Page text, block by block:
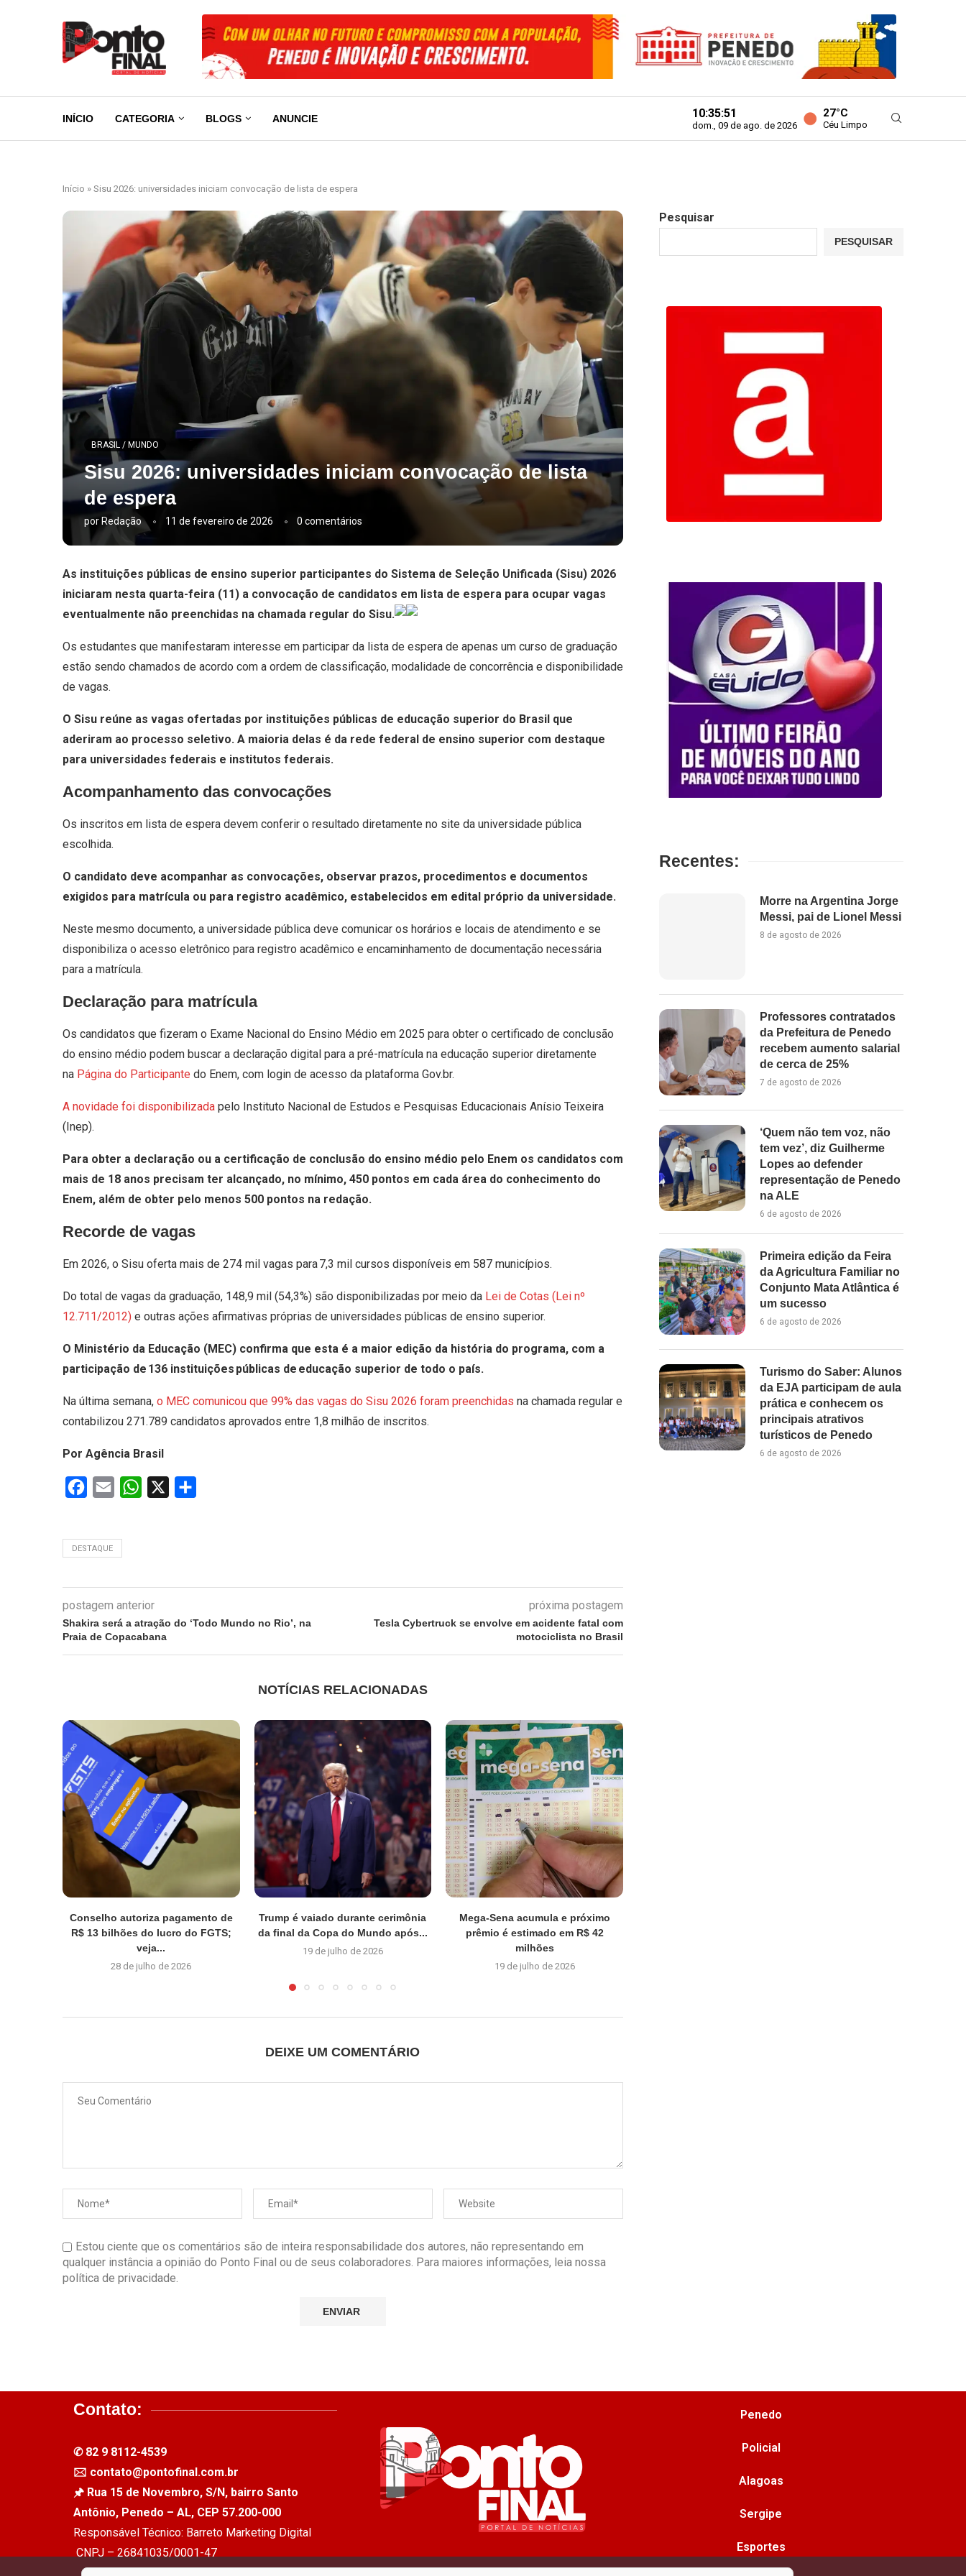
INÍCIO CATEGORIA BLOGS ANUNCIE 10:35:52
dom., 09 de ago. de 2026
27°C
Céu Limpo
Início » Sisu 2026: universidades iniciam convocação de lista de espera
BRASIL / MUNDO
Sisu 2026: universidades iniciam convocação de lista
de espera
por Redação 11 de fevereiro de 2026 0 comentários
As instituições públicas de ensino superior participantes do Sistema de Seleção Unificada (Sisu) 2026
iniciaram nesta quarta-feira (11) a convocação de candidatos em lista de espera para ocupar vagas
eventualmente não preenchidas na chamada regular do Sisu.
Os estudantes que manifestaram interesse em participar da lista de espera de apenas um curso de graduação
estão sendo chamados de acordo com a ordem de classificação, modalidade de concorrência e disponibilidade
de vagas.
O Sisu reúne as vagas ofertadas por instituições públicas de educação superior do Brasil que
aderiram ao processo seletivo. A maioria delas é da rede federal de ensino superior com destaque
para universidades federais e institutos federais.
Acompanhamento das convocações
Os inscritos em lista de espera devem conferir o resultado diretamente no site da universidade pública
escolhida.
O candidato deve acompanhar as convocações, observar prazos, procedimentos e documentos
exigidos para matrícula ou para registro acadêmico, estabelecidos em edital próprio da universidade.
Neste mesmo documento, a universidade pública deve comunicar os horários e locais de atendimento e se
disponibiliza o acesso eletrônico para registro acadêmico e encaminhamento de documentação necessária
para a matrícula.
Declaração para matrícula
Os candidatos que fizeram o Exame Nacional do Ensino Médio em 2025 para obter o certificado de conclusão
do ensino médio podem buscar a declaração digital para a pré-matrícula na educação superior diretamente
na Página do Participante do Enem, com login de acesso da plataforma Gov.br.
A novidade foi disponibilizada pelo Instituto Nacional de Estudos e Pesquisas Educacionais Anísio Teixeira
(Inep).
Para obter a declaração ou a certificação de conclusão do ensino médio pelo Enem os candidatos com
mais de 18 anos precisam ter alcançado, no mínimo, 450 pontos em cada área do conhecimento do
Enem, além de obter pelo menos 500 pontos na redação.
Recorde de vagas
Em 2026, o Sisu oferta mais de 274 mil vagas para 7,3 mil cursos disponíveis em 587 municípios.
Do total de vagas da graduação, 148,9 mil (54,3%) são disponibilizadas por meio da Lei de Cotas (Lei nº
12.711/2012) e outras ações afirmativas próprias de universidades públicas de ensino superior.
O Ministério da Educação (MEC) confirma que esta é a maior edição da história do programa, com a
participação de 136 instituições públicas de educação superior de todo o país.
Na última semana, o MEC comunicou que 99% das vagas do Sisu 2026 foram preenchidas na chamada regular e
contabilizou 271.789 candidatos aprovados entre 1,8 milhão de inscritos.
Por Agência Brasil
Facebook
Email WhatsApp
DESTAQUE
postagem anterior
Shakira será a atração do ‘Todo Mundo no Rio’, na
Praia de Copacabana
próxima postagem
Tesla Cybertruck se envolve em acidente fatal com
motociclista no Brasil
NOTÍCIAS RELACIONADAS
Conselho autoriza pagamento de
R$ 13 bilhões do lucro do FGTS;
veja...
28 de julho de 2026
Trump é vaiado durante cerimônia
da final da Copa do Mundo após...
19 de julho de 2026
Mega-Sena acumula e próximo
prêmio é estimado em R$ 42
milhões
19 de julho de 2026
DEIXE UM COMENTÁRIO
Estou ciente que os comentários são de inteira responsabilidade dos autores, não representando em
qualquer instância a opinião do Ponto Final ou de seus colaboradores. Para maiores informações, leia nossa
política de privacidade.
Pesquisar
PESQUISAR
Recentes:
Morre na Argentina Jorge
Messi, pai de Lionel Messi
8 de agosto de 2026
Professores contratados
da Prefeitura de Penedo
recebem aumento salarial
de cerca de 25%
7 de agosto de 2026
‘Quem não tem voz, não
tem vez’, diz Guilherme
Lopes ao defender
representação de Penedo
na ALE
6 de agosto de 2026
Primeira edição da Feira
da Agricultura Familiar no
Conjunto Mata Atlântica é
um sucesso
6 de agosto de 2026
Turismo do Saber: Alunos
da EJA participam de aula
prática e conhecem os
principais atrativos
turísticos de Penedo
6 de agosto de 2026
Contato:
✆ 82 9 8112-4539
🖂 contato@pontofinal.com.br
🖈 Rua 15 de Novembro, S/N, bairro Santo
Antônio, Penedo – AL, CEP 57.200-000
Responsável Técnico: Barreto Marketing Digital
CNPJ – 26841035/0001-47
Penedo
Policial
Alagoas
Sergipe
Esportes